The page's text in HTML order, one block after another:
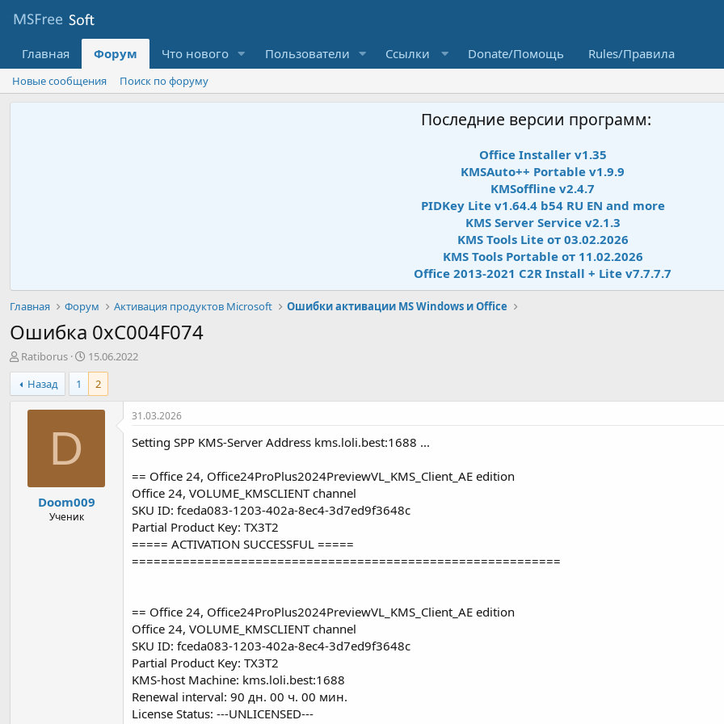
Главная Форум Что нового Пользователи Ссылки Donate/Помощь Rules/Правила
Новые сообщения Поиск по форуму
Последние версии программ:
Office Installer v1.35
KMSAuto++ Portable v1.9.9
KMSoffline v2.4.7
PIDKey Lite v1.64.4 b54 RU EN and more
KMS Server Service v2.1.3
KMS Tools Lite от 03.02.2026
KMS Tools Portable от 11.02.2026
Office 2013-2021 C2R Install + Lite v7.7.7.7
Главная Форум Активация продуктов Microsoft Ошибки активации MS Windows и Office
Ошибка 0xC004F074
А
в
т
о
Ratiborus
Д
а
а
н
а
15.06.2022
Назад
1 2
D
Doom009
Ученик
31.03.2026
Setting SPP KMS-Server Address kms.loli.best:1688 ...
== Office 24, Office24ProPlus2024PreviewVL_KMS_Client_AE edition
Office 24, VOLUME_KMSCLIENT channel
SKU ID: fceda083-1203-402a-8ec4-3d7ed9f3648c
Partial Product Key: TX3T2
===== ACTIVATION SUCCESSFUL =====
===========================================================
== Office 24, Office24ProPlus2024PreviewVL_KMS_Client_AE edition
Office 24, VOLUME_KMSCLIENT channel
SKU ID: fceda083-1203-402a-8ec4-3d7ed9f3648c
Partial Product Key: TX3T2
KMS-host Machine: kms.loli.best:1688
Renewal interval: 90 дн. 00 ч. 00 мин.
License Status: ---UNLICENSED---